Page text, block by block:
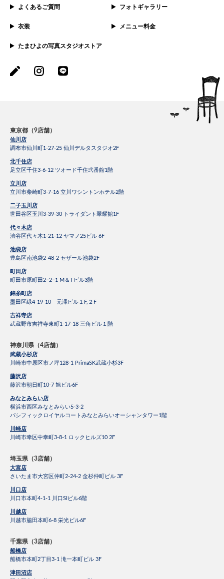
よくあるご質問 フォトギャラリー
衣装 メニュー料金
たまひよの写真スタジオストア
東京都（9店舗）
仙川店
調布市仙川町1-27-25 仙川デルタスタジオ2F
北千住店
足立区千住3-6-12 ツオード千住弐番館1階
立川店
立川市柴崎町3-7-16 立川ワシントンホテル2階
二子玉川店
世田谷区玉川3-39-30 トライダント翠耀館1F
代々木店
渋谷区代々木1-21-12 ヤマノ25ビル 6F
池袋店
豊島区南池袋2-48-2 セザール池袋2F
町田店
町田市原町田2−2−1 M＆Tビル3階
錦糸町店
墨田区緑4-19-10 元澤ビル１F,２F
吉祥寺店
武蔵野市吉祥寺東町1-17-18 三角ビル１階
神奈川県（4店舗）
武蔵小杉店
川崎市中原区市ノ坪128-1 PrimaSK武蔵小杉3F
藤沢店
藤沢市朝日町10-7 旭ビル6F
みなとみらい店
横浜市西区みなとみらい5-3-2
パシフィックロイヤルコートみなとみらいオーシャンタワー1階
川崎店
川崎市幸区中幸町3-8-1 ロックヒルズ10 2F
埼玉県（3店舗）
大宮店
さいたま市大宮区仲町2-24-2 金杉仲町ビル 3F
川口店
川口市本町4-1-1 川口SIビル6階
川越店
川越市脇田本町6-8 栄光ビル6F
千葉県（3店舗）
船橋店
船橋市本町2丁目3-1 滝一本町ビル 3F
津田沼店